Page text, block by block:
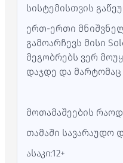
სისტემისთვის
ერთ-ერთი
გამოარჩევს მისი
მეგობრებს ვერ
დაჯდე და მარტომაც
მოთამაშეების
თამაში სავარაუდო
ასაკი:12+